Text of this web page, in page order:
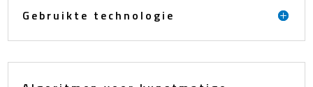
Gebruikte technologie